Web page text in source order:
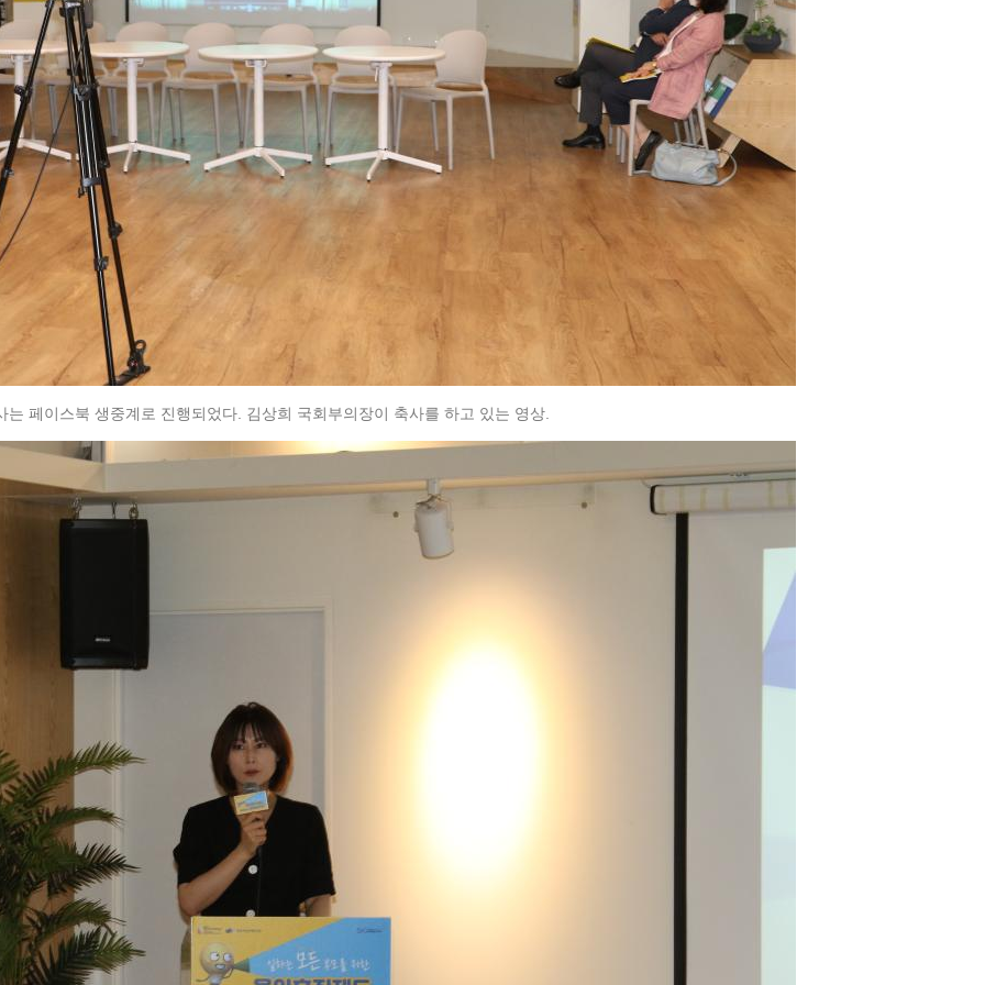
는 페이스북 생중계로 진행되었다. 김상희 국회부의장이 축사를 하고 있는 영상.